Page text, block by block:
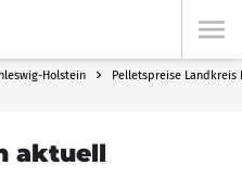
Holstein Pelletspreise Landkreis
aktuell